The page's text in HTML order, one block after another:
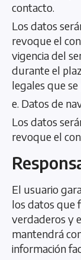
contacto.
Los datos
revoque el
vigencia del
durante el
legales que
e. Datos de
Los datos
revoque el
El usuario
los datos que
verdaderos y
mantendrá
información